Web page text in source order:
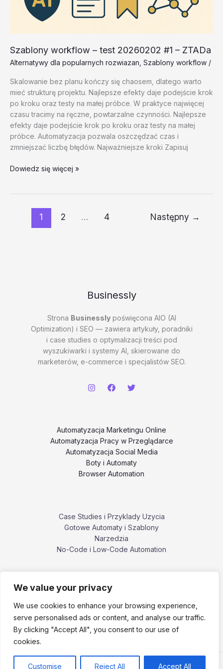
We value your privacy
We use cookies to enhance your browsing experience,
serve personalised ads or content, and analyse our traffic.
By clicking "Accept All", you consent to our use of
cookies.
Customise Reject All Accept All
Szablony workflow – test 20260202 #1 – ZTADa
Alternatywy dla popularnych rozwiazan Szablony workflow /
Skalowanie bez planu kończy się chaosem, dlatego warto
mieć strukturę projektu. Najlepsze efekty daje podejście krok
po kroku oraz testy na małej próbce. W praktyce najwięcej
czasu tracimy na ręczne, powtarzalne czynności. Najlepsze
efekty daje podejście krok po kroku oraz testy na małej
próbce. Automatyzacja pozwala oszczędzać czas i
zmniejszać liczbę błędów. Najważniejsze kroki Zapisuj
Szablony
20260202
Dowiedz się więcej »
1 2 … 4 Następny →
Businessly
Strona Businesslypoświęcona AIO (AI
Optimization) i SEO — zawiera artykuły, poradniki
i case studies o optymalizacji treści pod
wyszukiwarki i systemy AI, skierowane do
marketerów, e-commerce i specjalistów SEO.
Automatyzacja Marketingu Online
Automatyzacja Pracy w Przeglądarce
Automatyzacja Social Media
Boty i Automaty
Browser Automation
Case Studies i Przyklady Uzycia
Gotowe Automaty i Szablony
Narzedzia
No-Code i Low-Code Automation
Poradniki i Tutoriale
Porownania i Alternatywy Narzedzi
Problemy, Bledy i Ograniczenia
ZennoPoster i ekosystem ZennoLab